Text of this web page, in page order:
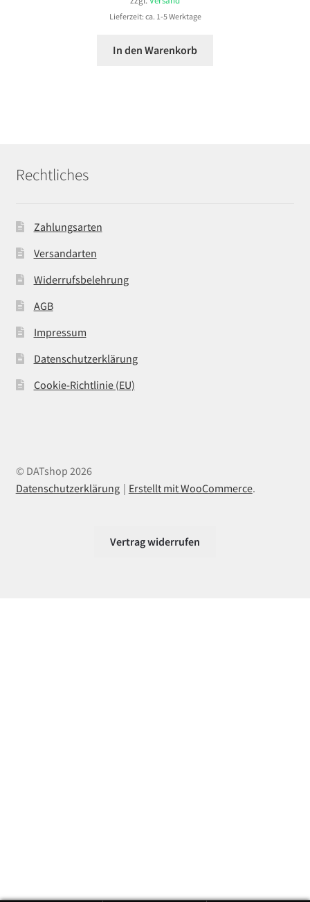
Lieferzeit: ca. 1-5 Werktage
In den Warenkorb
Rechtliches
Zahlungsarten
Versandarten
Widerrufsbelehrung
AGB
Impressum
Datenschutzerklärung
Cookie-Richtlinie (EU)
© DATshop 2026
Datenschutzerklärung
Erstellt mit WooCommerce.
Vertrag widerrufen